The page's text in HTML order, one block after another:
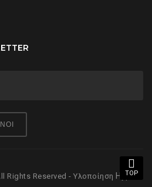
Rights Reserved - Υλοποίηση Hyper
TOP